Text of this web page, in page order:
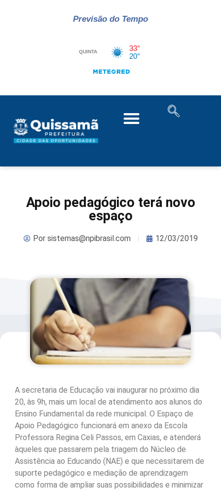
Previsão do Tempo
Apoio pedagógico terá novo
espaço
Porsistemas@npibrasil.com 12/03/2019
A secretaria de Educação vai inaugurar no próximo dia
20, às 9h, mais um local de atendimento aos alunos do
Ensino Fundamental da rede municipal. O Espaço de
Apoio Pedagógico funcionará em anexo da Escola
Professora Regina Celi Passos, em Caxias, e atenderá
àqueles que passarem pela triagem do Núcleo de
Assistência ao Educando (NAE) e que necessitarem de
suporte pedagógico e mediação de aprendizagem
como forma de ampliar suas possibilidades e minimizar